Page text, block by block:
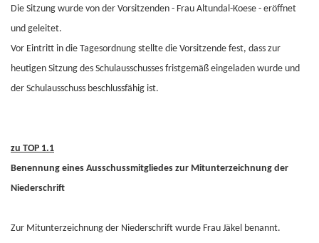
Die Sitzung wurde von der Vorsitzenden - Frau Altundal-Koese - eröffnet
und geleitet.
Vor Eintritt in die Tagesordnung stellte die Vorsitzende fest, dass zur
heutigen Sitzung des Schulausschusses fristgemäß eingeladen wurde und
der Schulausschuss beschlussfähig ist.
zu TOP 1.1
Benennung eines Ausschussmitgliedes zur Mitunterzeichnung der
Niederschrift
Zur Mitunterzeichnung der Niederschrift wurde Frau Jäkel benannt.